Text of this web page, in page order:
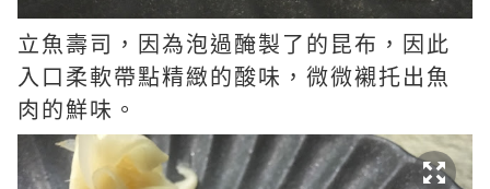
立魚壽司，因為泡過醃製了的昆布，因此
入口柔軟帶點精緻的酸味，微微襯托出魚
肉的鮮味。